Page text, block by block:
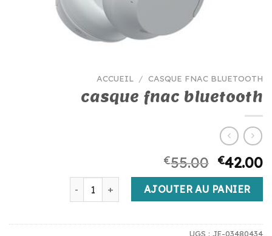
ACCUEIL / CASQUE FNAC BLUETOOTH
casque fnac bluetooth
€55.00 €42.00
quantité de casque fnac bluetooth
AJOUTER AU PANIER
UGS : JE-03480434